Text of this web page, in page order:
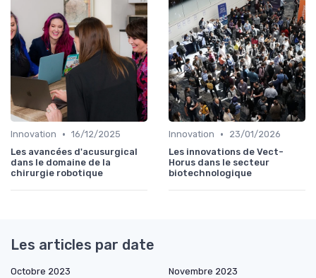
Innovation • 16/12/2025
Les avancées d'acusurgical
dans le domaine de la
chirurgie robotique
Innovation •
23/01/2026
Les innovations de Vect-
Horus dans le secteur
biotechnologique
Les articles par date
Octobre 2023
Novembre 2023